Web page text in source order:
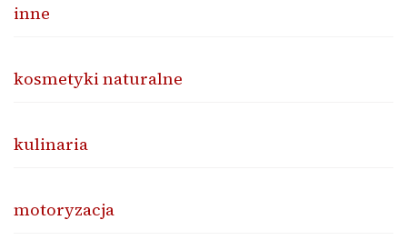
inne
kosmetyki naturalne
kulinaria
motoryzacja